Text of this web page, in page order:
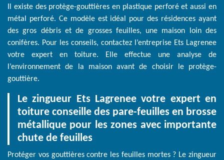
Il existe des protège-gouttières en plastique perforé et aussi en
métal perforé. Ce modèle est idéal pour des résidences ayant
des gros débris et de grosses feuilles, une maison loin des
conifères. Pour les conseils, contactez l’entreprise Ets Lagrenee
votre expert en toiture. Elle effectue une analyse de
l’environnement de la maison avant de choisir le protège-
gouttière.
Le zingueur Ets Lagrenee votre expert en
toiture conseille des pare-feuilles en brosse
métallique pour les zones avec importante
chute de feuilles
Protéger vos gouttières contre les feuilles mortes ? Le zingueur